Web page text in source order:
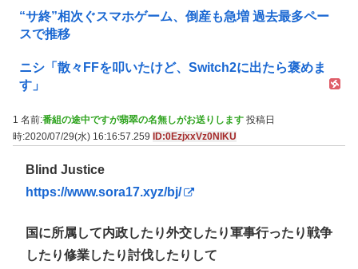
“サ終”相次ぐスマホゲーム、倒産も急増 過去最多ペー
スで推移
ニシ「散々FFを叩いたけど、Switch2に出たら褒めま
す」
1 名前:番組の途中ですが翡翠の名無しがお送りします 投稿日
時:2020/07/29(水) 16:16:57.259
ID:0EzjxxVz0NIKU
Blind Justice
https://www.sora17.xyz/bj/
国に所属して内政したり外交したり軍事行ったり戦争
したり修業したり討伐したりして